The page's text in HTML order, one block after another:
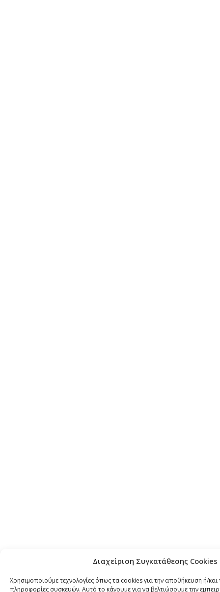
Διαχείριση Συγκατάθεσης Cookies
Χρησιμοποιούμε τεχνολογίες όπως τα cookies για την αποθήκευση ή/
πληροφορίες συσκευών. Αυτό το κάνουμε για να βελτιώσουμε την